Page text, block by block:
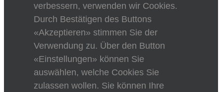
verbessern, verwenden wir Cookies.
Durch Bestätigen des Buttons
«Akzeptieren» stimmen Sie der
Verwendung zu. Über den Button
«Einstellungen» können Sie
auswählen, welche Cookies Sie
zulassen wollen. Sie können Ihre